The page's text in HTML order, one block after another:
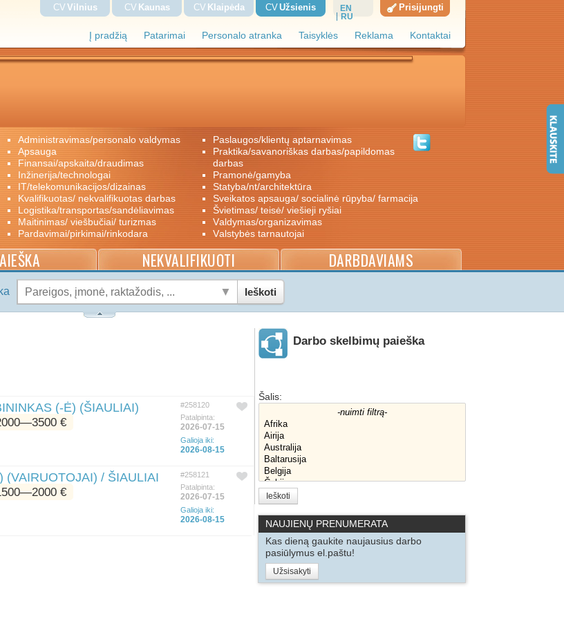
Į pradžią Patarimai Personalo atranka Taisyklės Reklama Kontaktai
CV Vilnius CV Kaunas CV Klaipėda CVUžsienis
EN
RU
Prisijungti
administravimas/personalo valdymas
apsauga
finansai/apskaita/draudimas
inžinerija/technologai
IT/telekomunikacijos/dizainas
kvalifikuotas/ nekvalifikuotas darbas
logistika/transportas/sandėliavimas
maitinimas/ viešbučiai/ turizmas
pardavimai/pirkimai/rinkodara
paslaugos/klientų aptarnavimas
praktika/savanoriškas darbas/papildomas
darbas
pramonė/gamyba
statyba/nt/architektūra
sveikatos apsauga/ socialinė rūpyba/ farmacija
švietimas/ teisė/ viešieji ryšiai
valdymas/organizavimas
valstybės tarnautojai
NEKVALIFIKUOTI DARBDAVIAMS
Ieškoti
(-Ė) (ŠIAULIAI)
€
#258120
Patalpinta:
2026-07-15
Galioja iki:
2026-08-15
(VAIRUOTOJAI) / ŠIAULIAI
€
#258121
Patalpinta:
2026-07-15
Galioja iki:
2026-08-15
Darbo skelbimų paieška
Šalis:
Ieškoti
NAUJIENŲ PRENUMERATA
Kas dieną gaukite naujausius darbo
pasiūlymus el.paštu!
Užsisakyti